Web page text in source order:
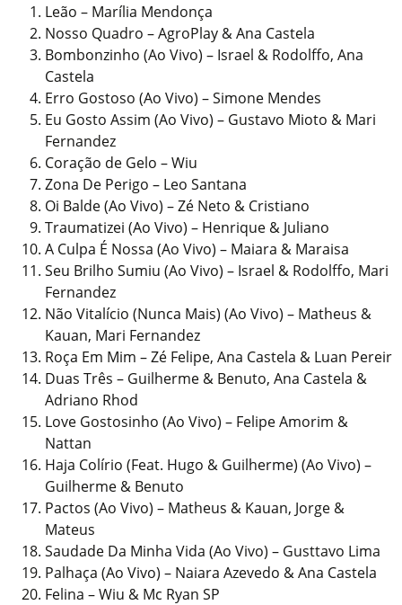
Leão – Marília Mendonça
Nosso Quadro – AgroPlay & Ana Castela
Bombonzinho (Ao Vivo) – Israel & Rodolffo, Ana
Castela
Erro Gostoso (Ao Vivo) – Simone Mendes
Eu Gosto Assim (Ao Vivo) – Gustavo Mioto & Mari
Fernandez
Coração de Gelo – Wiu
Zona De Perigo – Leo Santana
Oi Balde (Ao Vivo) – Zé Neto & Cristiano
Traumatizei (Ao Vivo) – Henrique & Juliano
A Culpa É Nossa (Ao Vivo) – Maiara & Maraisa
Seu Brilho Sumiu (Ao Vivo) – Israel & Rodolffo, Mari
Fernandez
Não Vitalício (Nunca Mais) (Ao Vivo) – Matheus &
Kauan, Mari Fernandez
Roça Em Mim – Zé Felipe, Ana Castela & Luan Pereir
Duas Três – Guilherme & Benuto, Ana Castela &
Adriano Rhod
Love Gostosinho (Ao Vivo) – Felipe Amorim &
Nattan
Haja Colírio (Feat. Hugo & Guilherme) (Ao Vivo) –
Guilherme & Benuto
Pactos (Ao Vivo) – Matheus & Kauan, Jorge &
Mateus
Saudade Da Minha Vida (Ao Vivo) – Gusttavo Lima
Palhaça (Ao Vivo) – Naiara Azevedo & Ana Castela
Felina – Wiu & Mc Ryan SP